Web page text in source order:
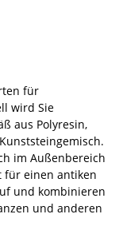
für
wird Sie
aus Polyresin,
im Außenbereich
für einen antiken
und kombinieren
und anderen